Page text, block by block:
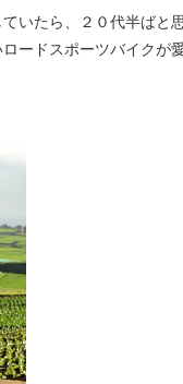
いたら、２０代半ばと
ードスポーツバイク